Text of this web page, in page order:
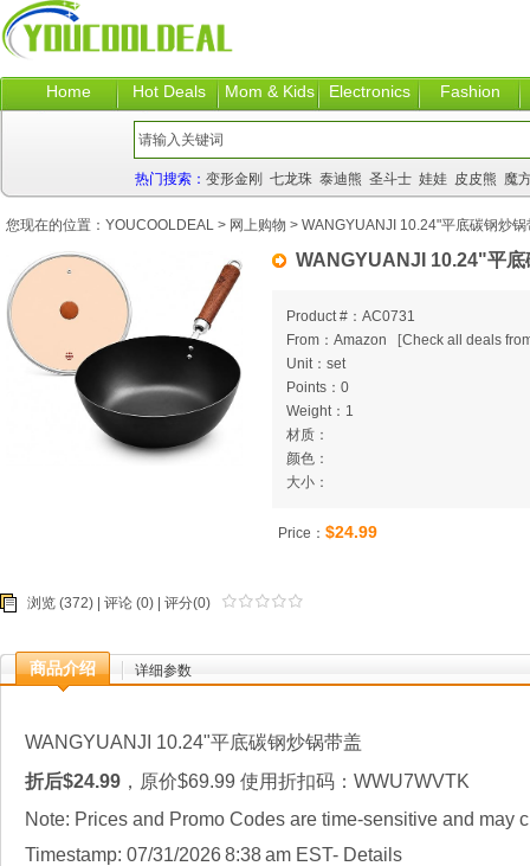
Home Hot Deals Mom & Kids Electronics Fashion
热门搜索： 变形金刚 七龙珠 泰迪熊 圣斗士 娃娃 皮皮熊 魔
WANGYUANJI 10.24"平底
Product #：AC0731
From：Amazon
[Check all deals
Unit：set
Points：0
Weight：1
材质：
颜色：
大小：
Price： $24.99
浏览 (372) | 评论 (0) | 评分(0)
商品介绍 详细参数
WANGYUANJI 10.24"平底碳钢炒锅带盖
折后$24.99 ，原价$69.99 使用折扣码： WWU7WVTK
Note: Prices and Promo Codes are time-sensitive and may
Timestamp: 07/31/20268:38am EST- Details
您现在的位置： YOUCOOLDEAL > 网上购物 > WANGYUANJI 10.24"平底碳钢炒锅